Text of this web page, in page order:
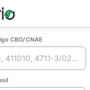
CBO/CNAE